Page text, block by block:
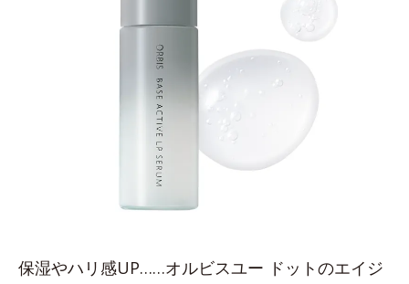
保湿やハリ感UP……オルビスユー ドットのエイジ